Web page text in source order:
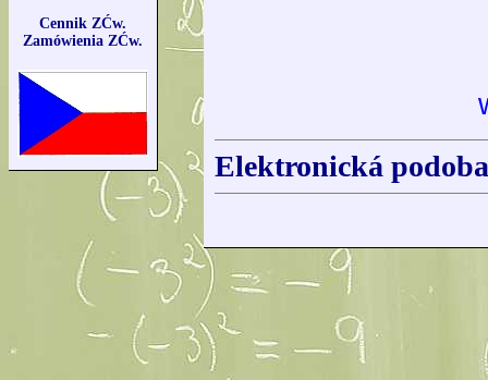
Cennik ZĆw.
Zamówienia ZĆw.
Elektronická